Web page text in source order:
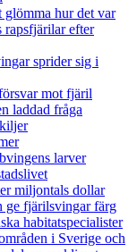
glömma hur det var
rapsfjärilar efter
sprider sig i
mot fjäril
laddad fråga
larver
miljontals dollar
ge fjärilsvingar färg
habitatspecialister
i Sverige och